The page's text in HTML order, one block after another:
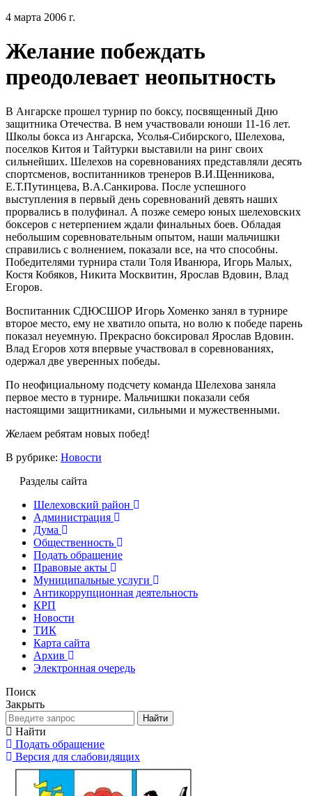
4 марта 2006 г.
Желание побеждать
преодолевает неопытность
В Ангарске прошел турнир по боксу, посвященный Дню
защитника Отечества. В нем участвовали юноши 11-16 лет.
Школы бокса из Ангарска, Усолья-Сибирского, Шелехова,
поселков Китоя и Тайтурки выставили на ринг своих
сильнейших. Шелехов на соревнованиях представляли десять
спортсменов, воспитанников тренеров В.И.Щенникова,
Е.Т.Путинцева, В.А.Санкирова. После успешного
выступления в первый день соревнований девять наших
прорвались в полуфинал. А позже семеро юных шелеховских
боксеров с нетерпением ждали финальных боев. Обладая
небольшим соревновательным опытом, наши мальчишки
справились с волнением, показали все, на что способны.
Победителями турнира стали Толя Иванюра, Игорь Малых,
Костя Кобяков, Никита Москвитин, Ярослав Вдовин, Влад
Егоров.
Воспитанник СДЮСШОР Игорь Хоменко занял в турнире
второе место, ему не хватило опыта, но волю к победе парень
показал неуемную. Прекрасно боксировал Ярослав Вдовин.
Влад Егоров хотя впервые участвовал в соревнованиях,
одержал две уверенных победы.
По неофициальному подсчету команда Шелехова заняла
первое место в турнире. Мальчишки показали себя
настоящими защитниками, сильными и мужественными.
Желаем ребятам новых побед!
В рубрике: Новости
Разделы сайта
Шелеховский район
Администрация
Дума
Общественность
Подать обращение
Правовые акты
Муниципальные услуги
Антикоррупционная деятельность
КРП
Новости
ТИК
Карта сайта
Архив
Электронная очередь
Поиск
Закрыть
Найти
Найти
Подать обращение
Версия для слабовидящих